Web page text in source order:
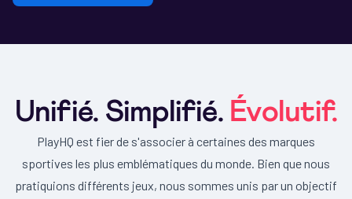
Unifié. Simplifié. Évolutif.
PlayHQ est fier de s'associer à certaines des marques
sportives les plus emblématiques du monde. Bien que nous
pratiquions différents jeux, nous sommes unis par un objectif